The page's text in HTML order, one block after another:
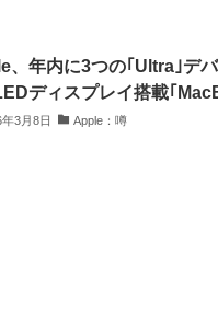
、年内に3つの｢Ultra｣デ
ディスプレイ搭載｢
3月8日 Apple：噂